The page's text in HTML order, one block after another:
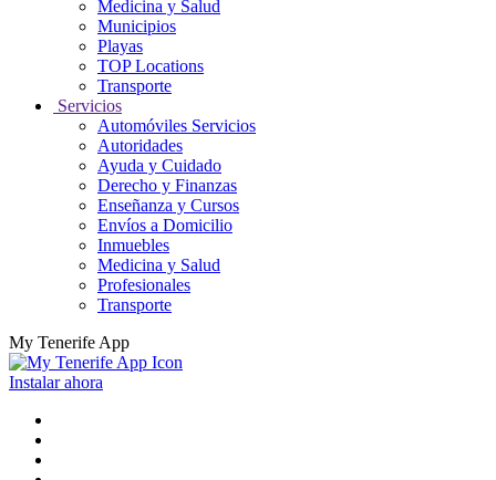
Medicina y Salud
Municipios
Playas
TOP Locations
Transporte
Servicios
Automóviles Servicios
Autoridades
Ayuda y Cuidado
Derecho y Finanzas
Enseñanza y Cursos
Envíos a Domicilio
Inmuebles
Medicina y Salud
Profesionales
Transporte
My Tenerife App
Instalar ahora